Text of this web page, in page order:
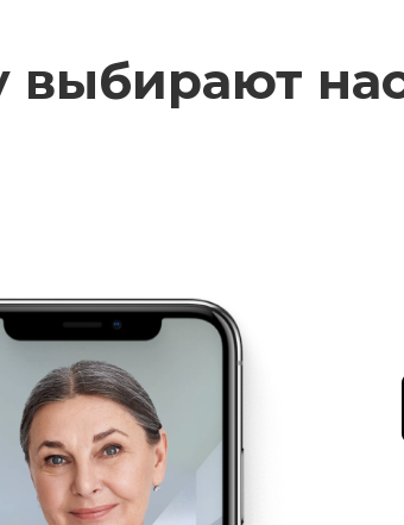
выбирают